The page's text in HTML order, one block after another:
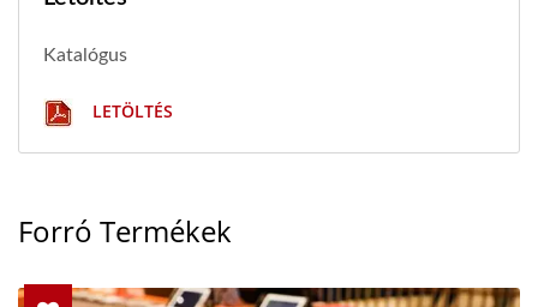
Katalógus
LETÖLTÉS
Forró Termékek